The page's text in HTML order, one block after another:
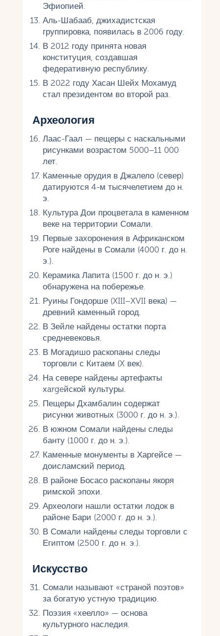
Эфиопией.
Аль-Шабааб, джихадистская
группировка, появилась в 2006 году.
В 2012 году принята новая
конституция, создавшая
федеративную республику.
В 2022 году Хасан Шейх Мохамуд
стал президентом во второй раз.
Археология
Лаас-Гаал — пещеры с наскальными
рисунками возрастом 5000–11 000
лет.
Каменные орудия в Джалело (север)
датируются 4-м тысячелетием до н.
э.
Культура Дои процветала в каменном
веке на территории Сомали.
Первые захоронения в Африканском
Роге найдены в Сомали (4000 г. до н.
э.).
Керамика Лапита (1500 г. до н. э.)
обнаружена на побережье.
Руины Гондорше (XIII–XVII века) —
древний каменный город.
В Зейле найдены остатки порта
средневековья.
В Могадишо раскопаны следы
торговли с Китаем (X век).
На севере найдены артефакты
хargeйской культуры.
Пещеры Дхамбалин содержат
рисунки животных (3000 г. до н. э.).
В южном Сомали найдены следы
банту (1000 г. до н. э.).
Каменные монументы в Харгейсе —
доисламский период.
В районе Босасо раскопаны якоря
римской эпохи.
Археологи нашли остатки лодок в
районе Бари (2000 г. до н. э.).
В Сомали найдены следы торговли с
Египтом (2500 г. до н. э.).
Искусство
Сомали называют «страной поэтов»
за богатую устную традицию.
Поэзия «хеелло» — основа
культурного наследия.